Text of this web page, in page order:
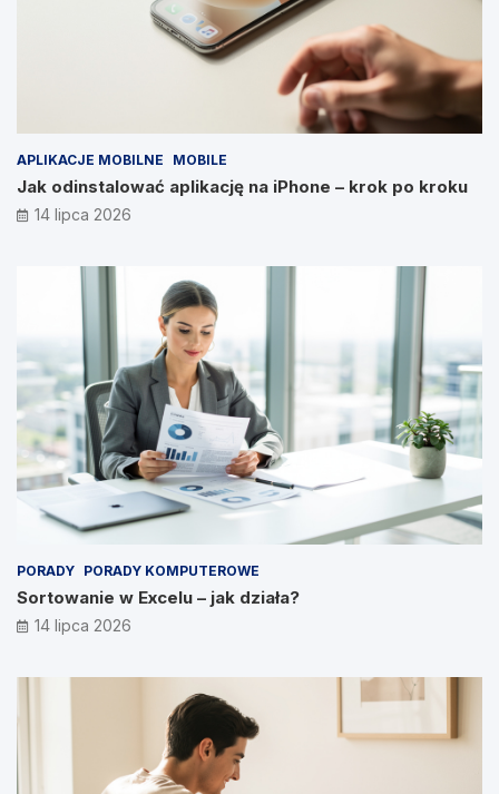
APLIKACJE MOBILNE MOBILE
Jak odinstalować aplikację na iPhone – krok po kroku
14 lipca 2026
PORADY PORADY KOMPUTEROWE
Sortowanie w Excelu – jak działa?
14 lipca 2026